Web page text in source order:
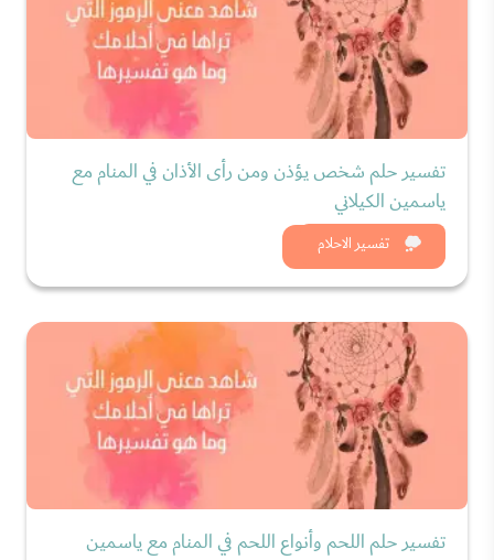
تفسير الاحلام
تفسير حلم شخص يؤذن ومن رأى الأذان في المنام مع
ياسمين الكيلاني
شاهد الان
تفسير حلم اللحم وأنواع اللحم في المنام مع ياسمين